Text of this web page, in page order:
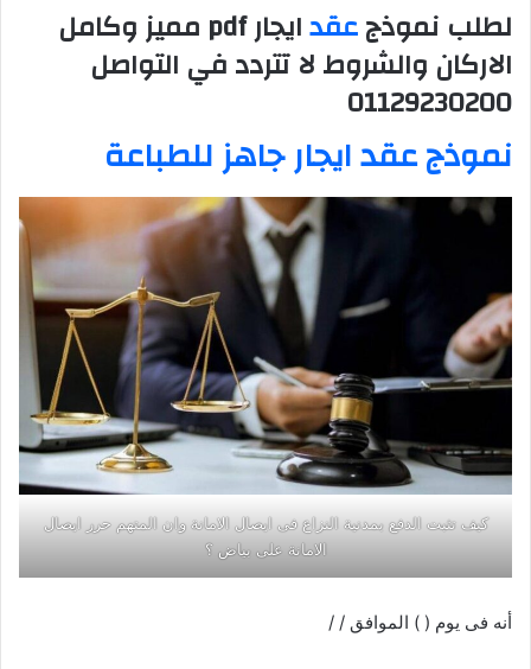
لطلب نموذجعقد ايجار pdf مميز وكامل
الاركان والشروط لا تتردد في التواصل
01129230200
نموذج عقد ايجار جاهز للطباعة
كيف تثبت الدفع بمدنية النزاع فى ايصال الامانة وان المتهم حرر ايصال
الامانة على بياض ؟
أنه فى يوم ( ) الموافق / /